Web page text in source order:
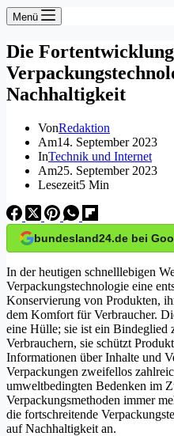
Menü
Die
Nachhaltigkeit
VonRedaktion
Am14. September 2023
InTechnik und Internet
Am25. September 2023
Lesezeit5 Min
bundesland24.de bei
In der heutigen schnelllebigen
Verpackungstechnologie eine
Konservierung von Produkten,
dem Komfort für Verbraucher.
eine Hülle; sie ist ein Bindeglied
Verbrauchern, sie schützt
Informationen über Inhalte und
Verpackungen zweifellos
umweltbedingten Bedenken im
Verpackungsmethoden immer
die fortschreitende
auf Nachhaltigkeit an.